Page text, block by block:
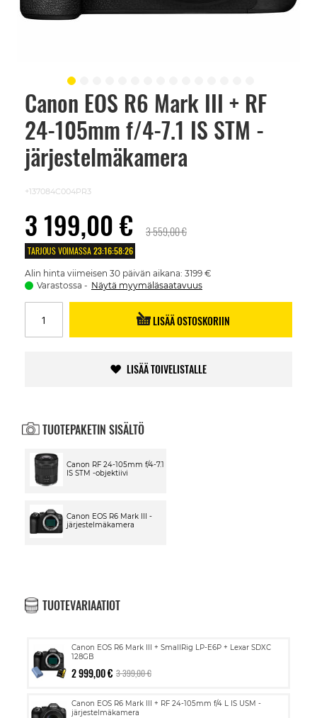
Canon EOS R6 Mark III + RF
24-105mm f/4-7.1 IS STM -
järjestelmäkamera
+137084C004PR3
3 199,00 € 3 559,00 €
TARJOUS VOIMASSA 23:16:58:25
Alin hinta viimeisen 30 päivän aikana: 3199 €
Varastossa
Näytä myymäläsaatavuus
LISÄÄ OSTOSKORIIN
LISÄÄ TOIVELISTALLE
TUOTEPAKETIN SISÄLTÖ
Canon RF 24-105mm f/4-7.1
IS STM -objektiivi
Canon EOS R6 Mark III -
järjestelmäkamera
TUOTEVARIAATIOT
Canon EOS R6 Mark III + SmallRig LP-E6P + Lexar SDXC
128GB
2 999,00 € 3 399,00 €
Canon EOS R6 Mark III + RF 24-105mm f/4 L IS USM -
järjestelmäkamera
Skip
beginning
images